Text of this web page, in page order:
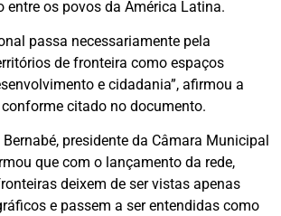
entre os povos da América Latina.
passa necessariamente pela
de fronteira como espaços
e cidadania”, afirmou a
citado no documento.
presidente da Câmara Municipal
que com o lançamento da rede,
deixem de ser vistas apenas
e passem a ser entendidas como